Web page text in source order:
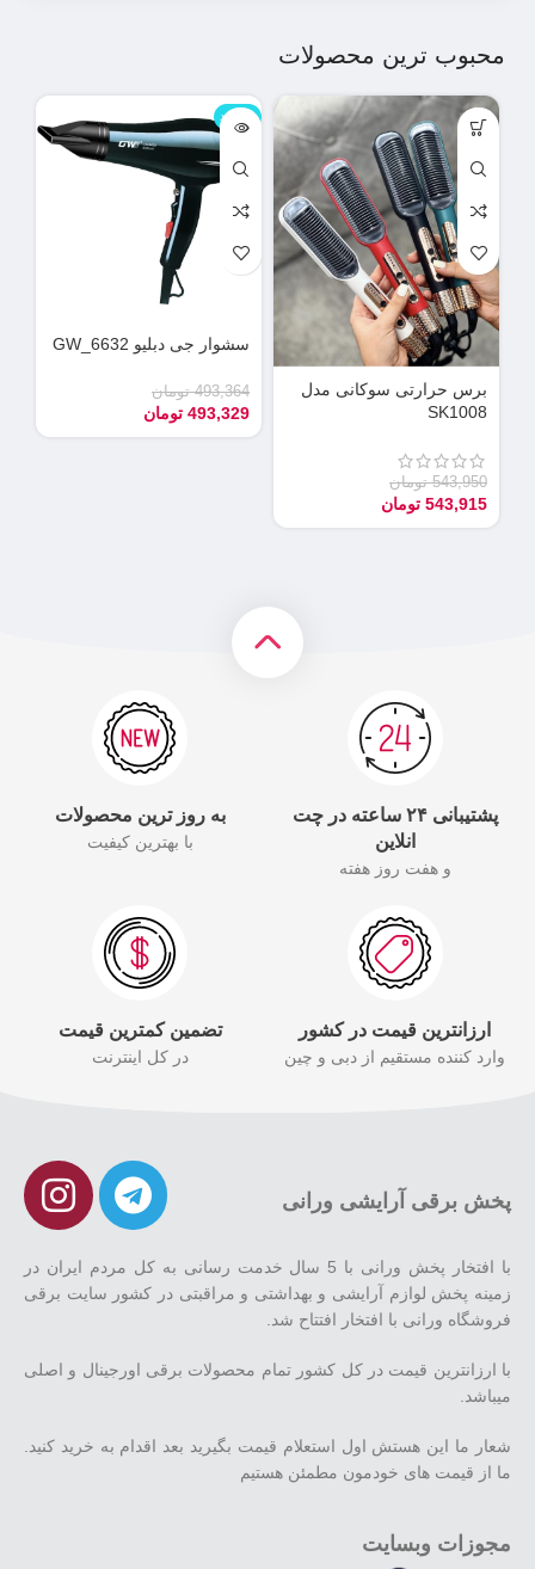
محبوب ترین محصولات
برس حرارتی سوکانی مدل
SK1008
543,950 تومان
543,915 تومان
ناموجود
سشوار جی دبلیو GW_6632
493,364 تومان
493,329 تومان
پشتیبانی ۲۴ ساعته در چت
انلاین
و هفت روز هفته
به روز ترین محصولات
با بهترین کیفیت
ارزانترین قیمت در کشور
وارد کننده مستقیم از دبی و چین
تضمین کمترین قیمت
در کل اینترنت
پخش برقی آرایشی ورانی
با افتخار پخش ورانی با 5 سال خدمت رسانی به کل مردم ایران در
زمینه پخش لوازم آرایشی و بهداشتی و مراقبتی در کشور سایت برقی
فروشگاه ورانی با افتخار افتتاح شد.
با ارزانترین قیمت در کل کشور تمام محصولات برقی اورجینال و اصلی
میباشد.
شعار ما این هستش اول استعلام قیمت بگیرید بعد اقدام به خرید کنید.
ما از قیمت های خودمون مطمئن هستیم
مجوزات وبسایت